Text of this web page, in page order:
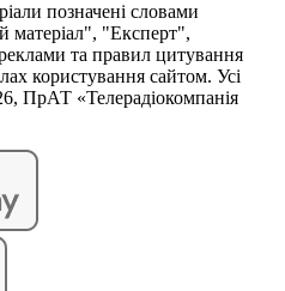
позначені словами
матеріал", "Експерт",
та правил цитування
користування сайтом. Усі
, ПрАТ «Телерадіокомпанія